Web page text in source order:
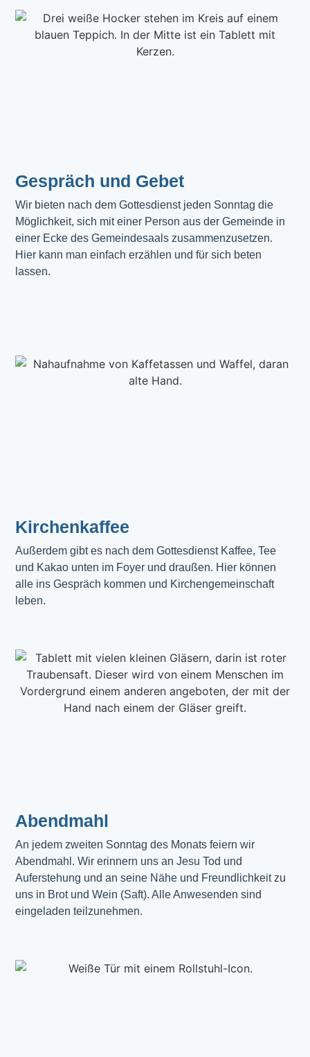
Gespräch und Gebet
Wir bieten nach dem Gottesdienst jeden Sonntag die
Möglichkeit, sich mit einer Person aus der Gemeinde in
einer Ecke des Gemeindesaals zusammenzusetzen.
Hier kann man einfach erzählen und für sich beten
lassen.
Kirchenkaffee
Außerdem gibt es nach dem Gottesdienst Kaffee, Tee
und Kakao unten im Foyer und draußen. Hier können
alle ins Gespräch kommen und Kirchengemeinschaft
leben.
Abendmahl​
An jedem zweiten Sonntag des Monats feiern wir
Abendmahl. Wir erinnern uns an Jesu Tod und
Auferstehung und an seine Nähe und Freundlichkeit zu
uns in Brot und Wein (Saft). Alle Anwesenden sind
eingeladen teilzunehmen.